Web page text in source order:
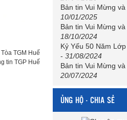
Tòa TGM Huế
tin TGP Huế
Bản tin Vui Mừng và
10/01/2025
Bản tin Vui Mừng và
18/10/2024
Kỷ Yếu 50 Năm
- 31/08/2024
Bản tin Vui Mừng và
20/07/2024
ỦNG HỘ - CHIA SẺ